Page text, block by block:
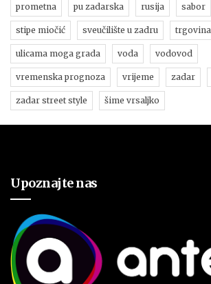
prometna pu zadarska rusija sabor
stipe miočić sveučilište u zadru trgovina
ulicama moga grada voda vodovod
vremenska prognoza vrijeme zadar
zadar street style šime vrsaljko
Upoznajte nas